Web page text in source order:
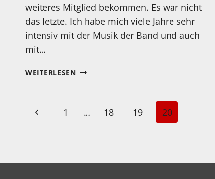
weiteres Mitglied bekommen. Es war nicht
das letzte. Ich habe mich viele Jahre sehr
intensiv mit der Musik der Band und auch
mit…
WEITERLESENHEUTE
STARB
Seitennavigation
Vorherige
1 … 18 19 20